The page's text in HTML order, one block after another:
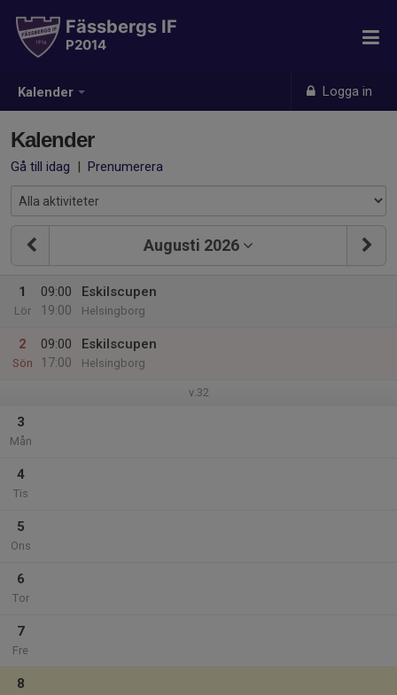
Kalender Logga in
Fässbergs IF
P2014
Kalender
Gå till idag | Prenumerera
Augusti 2026
1
Lör
09:00
19:00
Eskilscupen
Helsingborg
2
Sön
09:00
17:00
Eskilscupen
Helsingborg
v.32
3
Mån
4
Tis
5
Ons
6
Tor
7
Fre
8